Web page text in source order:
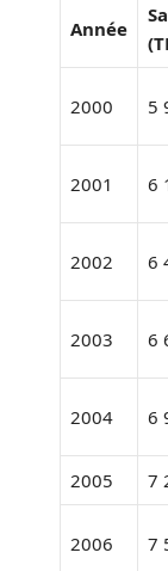
Année
2000 5
2001 6
2002 6
2003 6
2004 6
2005 7
2006 7